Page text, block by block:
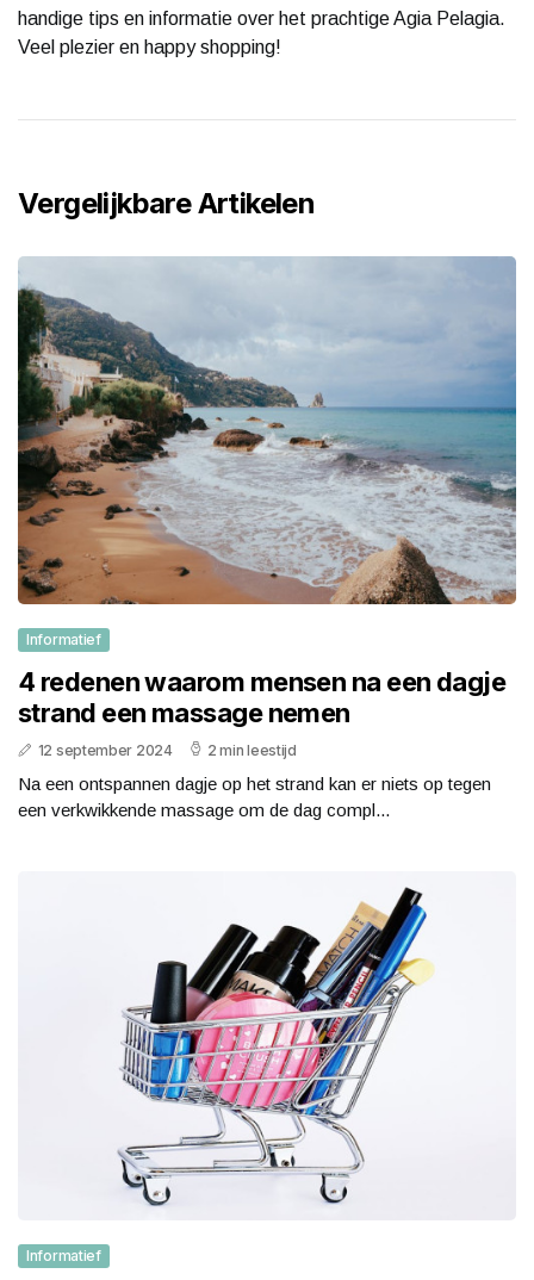
handige tips en informatie over het prachtige Agia Pelagia.
Veel plezier en happy shopping!
Vergelijkbare Artikelen
Informatief
4 redenen waarom mensen na een dagje
strand een massage nemen
12 september 2024 2 min leestijd
Na een ontspannen dagje op het strand kan er niets op tegen
een verkwikkende massage om de dag compl...
Informatief